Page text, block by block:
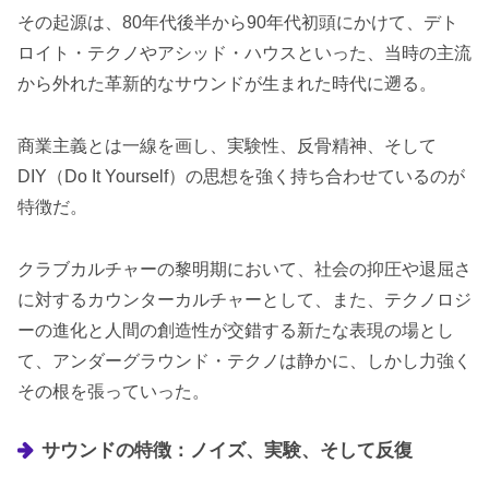
その起源は、80年代後半から90年代初頭にかけて、デト
ロイト・テクノやアシッド・ハウスといった、当時の主流
から外れた革新的なサウンドが生まれた時代に遡る。
商業主義とは一線を画し、実験性、反骨精神、そして
DIY（Do It Yourself）の思想を強く持ち合わせているのが
特徴だ。
クラブカルチャーの黎明期において、社会の抑圧や退屈さ
に対するカウンターカルチャーとして、また、テクノロジ
ーの進化と人間の創造性が交錯する新たな表現の場とし
て、アンダーグラウンド・テクノは静かに、しかし力強く
その根を張っていった。
サウンドの特徴：ノイズ、実験、そして反復